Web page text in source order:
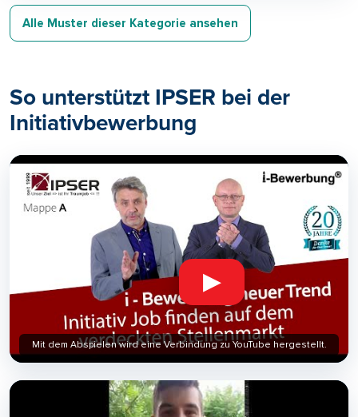
Alle Muster dieser Kategorie ansehen
So unterstützt IPSER bei der
Initiativbewerbung
▶
Mit dem Abspielen wird eine Verbindung zu YouTube hergestellt.